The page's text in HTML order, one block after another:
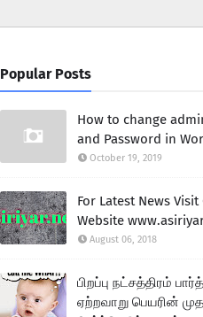
Popular Posts
How to change
and Password in
October 19, 2019
For Latest News Visit
Website
August 06, 2018
பிறப்பு நட்சத்திரம்
ஏற்றவாறு பெயரின்